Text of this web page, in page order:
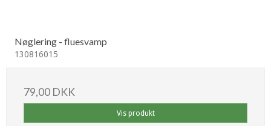
Nøglering - fluesvamp
130816015
79,00 DKK
Vis produkt